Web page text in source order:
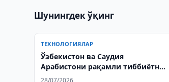
Шунингдек ўқинг
ТЕХНОЛОГИЯЛАР
Ўзбекистон ва Саудия
Арабистони рақамли тиббиётни
ривожлантирмоқда
28/07/2026